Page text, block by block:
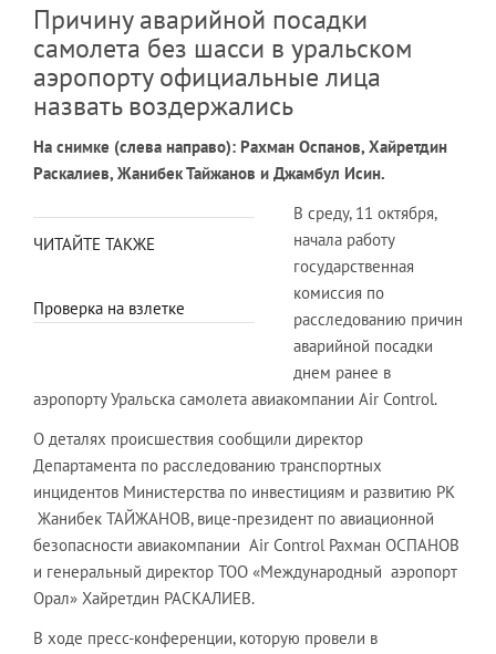
Причину аварийной посадки
самолета без шасси в уральском
аэропорту официальные лица
назвать воздержались
На снимке (слева направо): Рахман Оспанов, Хайретдин
Раскалиев, Жанибек Тайжанов и Джамбул Исин.
ЧИТАЙТЕ ТАКЖЕ
Проверка на взлетке
В среду, 11 октября,
начала работу
государственная
комиссия по
расследованию причин
аварийной посадки
днем ранее в
аэропорту Уральска самолета авиакомпании Air Control.
О деталях происшествия сообщили директор
Департамента по расследованию транспортных
инцидентов Министерства по инвестициям и развитию РК
Жанибек ТАЙЖАНОВ, вице-президент по авиационной
безопасности авиакомпании Air Control Рахман ОСПАНОВ
и генеральный директор ТОО «Международный аэропорт
Орал» Хайретдин РАСКАЛИЕВ.
В ходе пресс-конференции, которую провели в